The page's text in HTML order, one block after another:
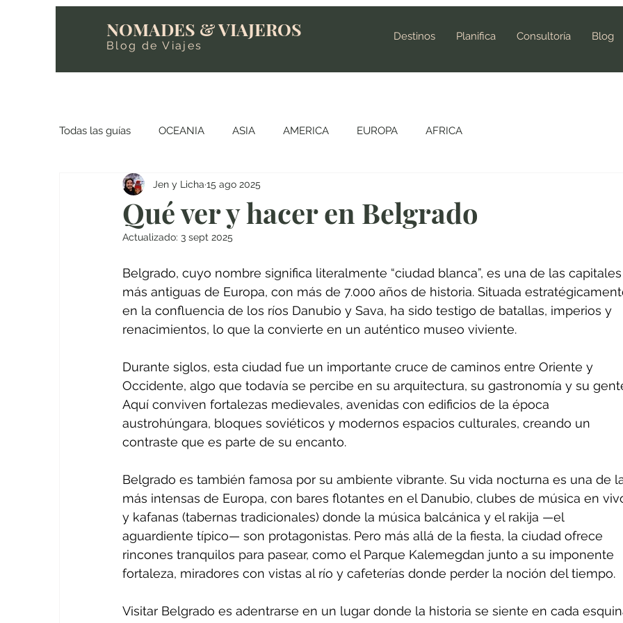
NOMADES & VIAJEROS
Blog de Viajes
Destinos Planifica Consultoría Blog
Todas las guías OCEANIA ASIA AMERICA EUROPA AFRICA
Qué ver y hacer en Belgrado
Jen y Licha 15 ago 2025
Actualizado: 3 sept 2025
Belgrado, cuyo nombre significa literalmente “ciudad blanca”, es una de las capitales
más antiguas de Europa, con más de 7.000 años de historia. Situada
en la confluencia de los ríos Danubio y Sava, ha sido testigo de batallas, imperios y
renacimientos, lo que la convierte en un auténtico museo viviente.
Durante siglos, esta ciudad fue un importante cruce de caminos entre Oriente y
Occidente, algo que todavía se percibe en su arquitectura, su gastronomía y su
Aquí conviven fortalezas medievales, avenidas con edificios de la época
austrohúngara, bloques soviéticos y modernos espacios culturales, creando un
contraste que es parte de su encanto.
Belgrado es también famosa por su ambiente vibrante. Su vida nocturna es una de
más intensas de Europa, con bares flotantes en el Danubio, clubes de música en
y kafanas (tabernas tradicionales) donde la música balcánica y el rakija —el
aguardiente típico— son protagonistas. Pero más allá de la fiesta, la ciudad ofrece
rincones tranquilos para pasear, como el Parque Kalemegdan junto a su imponente
fortaleza, miradores con vistas al río y cafeterías donde perder la noción del tiempo.
Visitar Belgrado es adentrarse en un lugar donde la historia se siente en cada